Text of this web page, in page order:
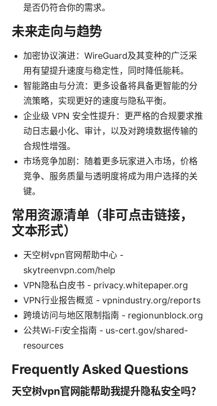
是否仍符合你的需求。
未来走向与趋势
加密协议演进：WireGuard及其变种的广泛采
用有望提升速度与稳定性，同时降低能耗。
智能路由与分流：更多设备将具备更智能的分
流策略，实现更好的速度与隐私平衡。
企业级 VPN 安全性提升：更严格的合规要求推
动日志最小化、审计，以及对跨境数据传输的
合规性增强。
市场竞争加剧：随着更多玩家进入市场，价格
竞争、服务质量与透明度将成为用户选择的关
键。
常用资源清单（非可点击链接，
文本形式）
天空树vpn官网帮助中心 -
skytreenvpn.com/help
VPN隐私白皮书 - privacy.whitepaper.org
VPN行业报告概览 - vpnindustry.org/reports
跨境访问与地区限制指南 - regionunblock.org
公共Wi-Fi安全指南 - us-cert.gov/shared-
resources
Frequently Asked Questions
天空树vpn官网能帮助我提升隐私安全吗？